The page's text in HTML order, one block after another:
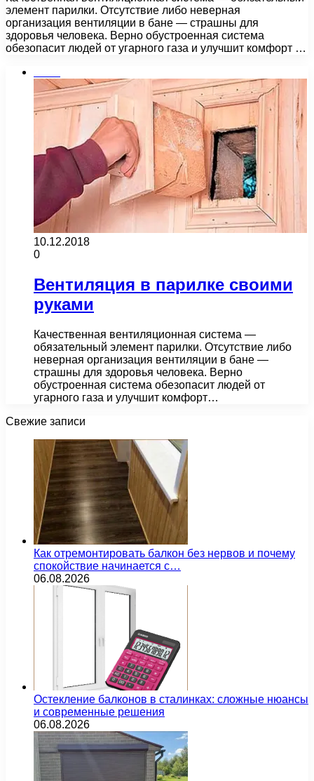
элемент парилки. Отсутствие либо неверная
организация вентиляции в бане — страшны для
здоровья человека. Верно обустроенная система
обезопасит людей от угарного газа и улучшит комфорт …
10.12.2018
0
Вентиляция в парилке своими
руками
Качественная вентиляционная система —
обязательный элемент парилки. Отсутствие либо
неверная организация вентиляции в бане —
страшны для здоровья человека. Верно
обустроенная система обезопасит людей от
угарного газа и улучшит комфорт…
Свежие записи
Как отремонтировать балкон без нервов и почему
спокойствие начинается с…
06.08.2026
Остекление балконов в сталинках: сложные нюансы
и современные решения
06.08.2026